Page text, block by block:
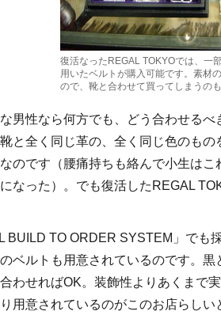
復活なったREGAL TOKYOでは、一
用いたベルトが購入可能です。素材
ので、靴と合わせて買ってしまうの
男性なら何方でも、どう合わせる
と全く同じ革の、全く同じ色のも
のです（腰痛持ちも絡んで小生は
なった）。でも復活したREGAL
BUILD TO ORDER SYSTEM」でも
ベルトも用意されているのです。
わせればOK。装飾性よりあくまで
用意されているのがこのお店らしい